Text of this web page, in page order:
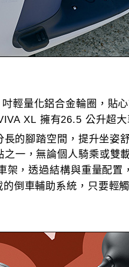
輕量化鋁合金輪圈，貼
XL 擁有26.5 公升超
長的腳踏空間，提升坐姿
一，無論個人騎乘或雙
架，透過結構與重量配置
倒車輔助系統，只要輕